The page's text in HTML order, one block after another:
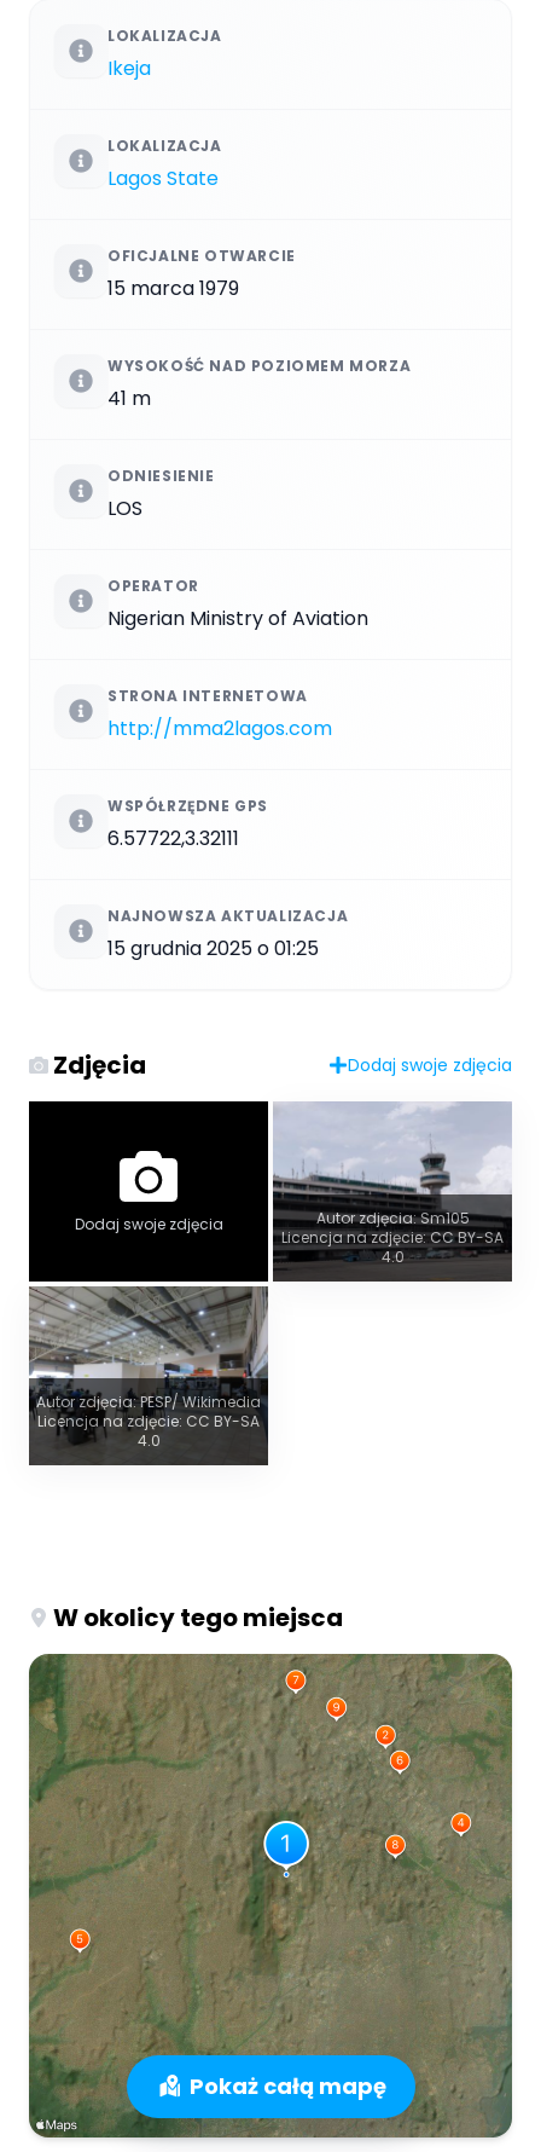
LOKALIZACJA
Ikeja
LOKALIZACJA
Lagos State
OFICJALNE OTWARCIE
15 marca 1979
WYSOKOŚĆ NAD POZIOMEM MORZA
41 m
ODNIESIENIE
LOS
OPERATOR
Nigerian Ministry of Aviation
STRONA INTERNETOWA
http://mma2lagos.com
WSPÓŁRZĘDNE GPS
6.57722,3.32111
NAJNOWSZA AKTUALIZACJA
15 grudnia 2025 o 01:25
Zdjęcia Dodaj swoje zdjęcia
Dodaj swoje zdjęcia
Autor zdjęcia: Sm105
Licencja na zdjęcie: CC BY-SA
4.0
Autor zdjęcia: PESP/ Wikimedia
Licencja na zdjęcie: CC BY-SA
4.0
W okolicy tego miejsca
Pokaż całą mapę